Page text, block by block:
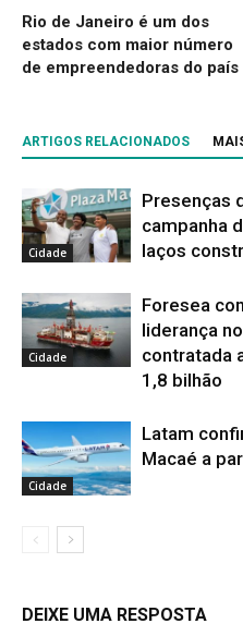
Rio de Janeiro é um dos
estados com maior número
de empreendedoras do país
ARTIGOS RELACIONADOS
Cidade
Presenças
campanha
laços
Cidade
Foresea
liderança
contratada
1,8 bilhão
Cidade
Latam
Macaé a
DEIXE UMA RESPOSTA